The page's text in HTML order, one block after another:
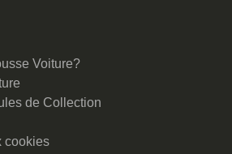
Voiture?
de Collection
cookies